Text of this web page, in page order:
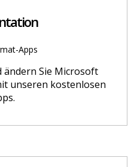
Apps
ändern Sie Microsoft
unseren kostenlosen